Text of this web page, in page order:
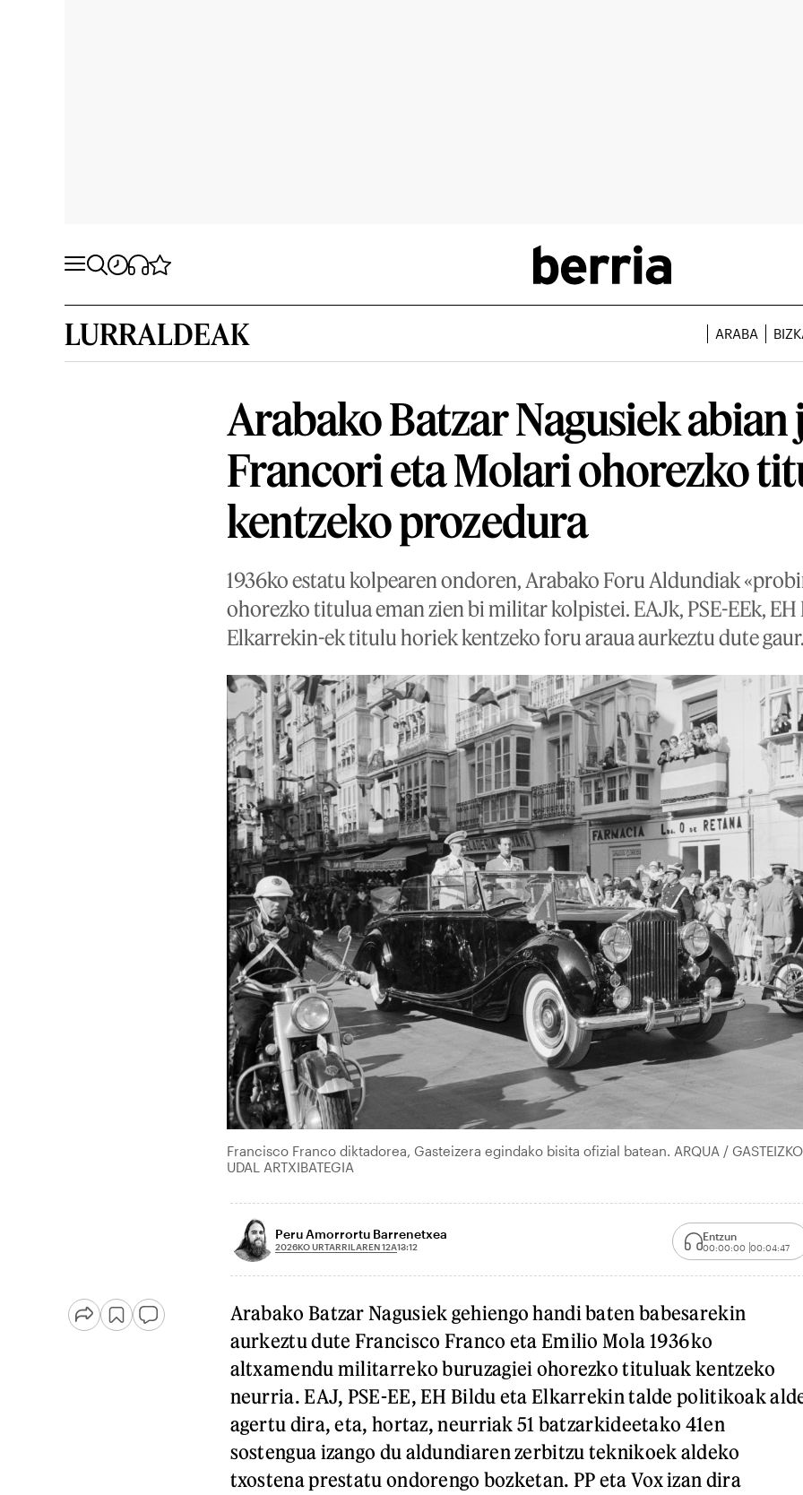
LURRALDEAK ARABA
Arabako Batzar Nagusiek
Francori eta Molari ohorezko
kentzeko prozedura
1936ko estatu kolpearen ondoren, Arabako Foru Aldundiak
ohorezko titulua eman zien bi militar kolpistei. EAJk, PSE-EEk,
Elkarrekin-ek titulu horiek kentzeko foru araua aurkeztu dute
Francisco Franco diktadorea, Gasteizera egindako bisita ofizial batean. ARQUA / GASTEIZKO
UDAL ARTXIBATEGIA
Peru Amorrortu Barrenetxea
2026KO URTARRILAREN 12A13:12
Entzun
00:00:00 00:04:47
Arabako Batzar Nagusiek gehiengo handi baten babesarekin
aurkeztu dute Francisco Franco eta Emilio Mola 1936ko
altxamendu militarreko buruzagiei ohorezko tituluak kentzeko
neurria. EAJ, PSE-EE, EH Bildu eta Elkarrekin talde politikoak
agertu dira, eta, hortaz, neurriak 51 batzarkideetako 41en
sostengua izango du aldundiaren zerbitzu teknikoek aldeko
txostena prestatu ondorengo bozketan. PP eta Vox izan dira